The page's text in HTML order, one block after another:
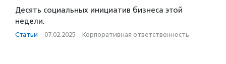
Десять социальных инициатив бизнеса этой
недели.
Статьи · 07.02.2025 · Корпоративная ответственность